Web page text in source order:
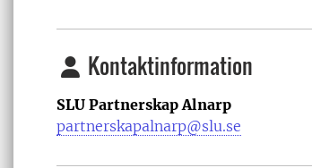
Kontaktinformation
SLU Partnerskap Alnarp
partnerskapalnarp@slu.se